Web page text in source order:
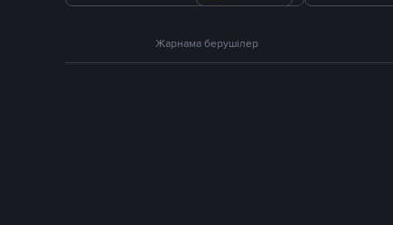
Жарнама берушілер